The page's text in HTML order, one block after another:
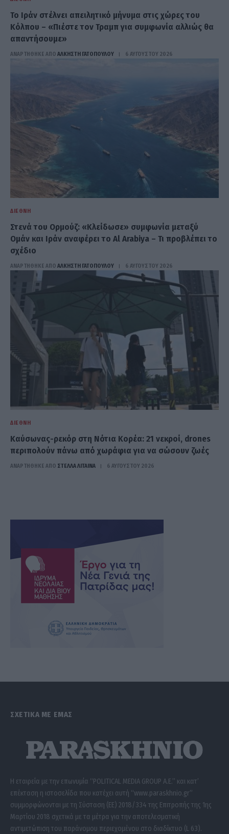
Το Ιράν στέλνει απειλητικό μήνυμα στις χώρες του
Κόλπου – «Πιέστε τον Τραμπ για συμφωνία αλλιώς θα
απαντήσουμε»
ΑΝΑΡΤΗΘΗΚΕ ΑΠΟ ΆΛΚΗΣΤΗ ΓΑΤΟΠΟΎΛΟΥ 6 ΑΥΓΟΎΣΤΟΥ 2026
ΔΙΕΘΝΉ
Στενά του Ορμούζ: «Κλείδωσε» συμφωνία μεταξύ
Ομάν και Ιράν αναφέρει το Al Arabiya – Τι προβλέπει το
σχέδιο
ΑΝΑΡΤΗΘΗΚΕ ΑΠΟ ΆΛΚΗΣΤΗ ΓΑΤΟΠΟΎΛΟΥ 6 ΑΥΓΟΎΣΤΟΥ 2026
ΔΙΕΘΝΉ
Καύσωνας-ρεκόρ στη Νότια Κορέα: 21 νεκροί, drones
περιπολούν πάνω από χωράφια για να σώσουν ζωές
ΑΝΑΡΤΗΘΗΚΕ ΑΠΟ ΣΤΈΛΛΑ ΛΊΤΑΙΝΑ 6 ΑΥΓΟΎΣΤΟΥ 2026
ΣΧΕΤΙΚΑ ΜΕ ΕΜΑΣ
Η εταιρεία με την επωνυμία “POLITICAL MEDIA GROUP A.E.” και κατ’
επέκταση η ιστοσελίδα που κατέχει αυτή “www.paraskhnio.gr”
συμμορφώνονται με τη Σύσταση (ΕΕ) 2018/334 της Επιτροπής της 1ης
Μαρτίου 2018 σχετικά με τα μέτρα για την αποτελεσματική
αντιμετώπιση του παράνομου περιεχομένου στο διαδίκτυο (L 63).